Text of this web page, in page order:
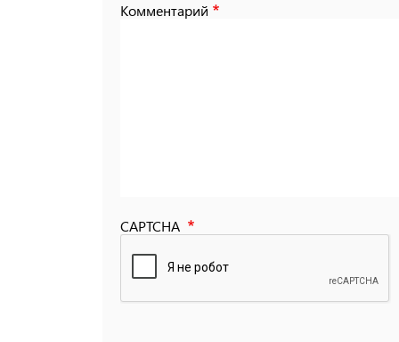
Комментарий
CAPTCHA